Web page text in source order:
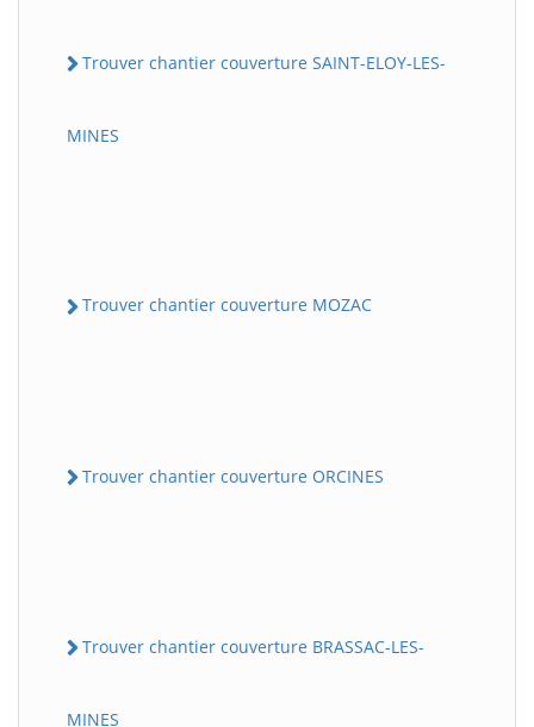
Trouver chantier couverture SAINT-ELOY-LES-
MINES
Trouver chantier couverture MOZAC
Trouver chantier couverture ORCINES
Trouver chantier couverture BRASSAC-LES-
MINES